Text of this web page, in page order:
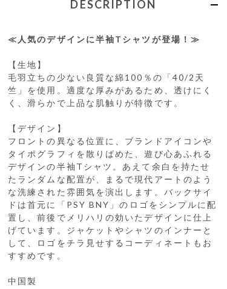
DESCRIPTION
≪人気のデザインに半袖Tシャツが登場！≫
【生地】
毛羽立ちの少ない良質な綿100％の「40/2天
竺」を使用。適度な厚みがあるため、透けにく
く、滑らかで上品な肌触りが特徴です。
【デザイン】
フロントの異なる位置に、ブランドアイコンや
タイポグラフィを散りばめた、遊び心あふれる
デザインの半袖Tシャツ。あえて余白を持たせ
たランダムな配置が、まるで現代アートのよう
な洗練された雰囲気を演出します。バックサイ
ドは首元に「PSY BNY」のロゴをシンプルに配
置し、前後でメリハリの効いたデザインに仕上
げています。ジャケットやシャツのインナーと
して、ロゴをチラ見せするコーディネートもお
すすめです。
中国製